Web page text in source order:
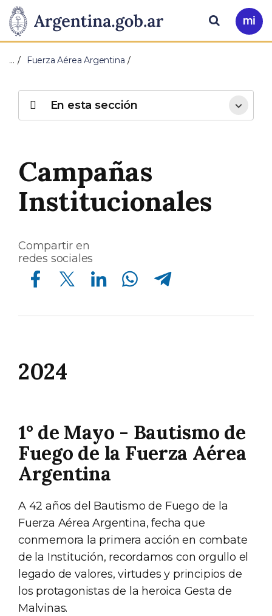
Presidencia
de
Nación
Pasar al contenido principal
Ir
a
Buscar
… Fuerza Aérea Argentina
Campañas
Institucionales
Compartir en
redes sociales
Compartir en Facebook Compartir en Twitter Compartir en Linkedin Compartir en Whatsapp Compartir en Telegram
2024
1° de Mayo - Bautismo de
Fuego de la Fuerza Aérea
Argentina
A 42 años del Bautismo de Fuego de la
Fuerza Aérea Argentina, fecha que
conmemora la primera acción en combate
de la Institución, recordamos con orgullo el
legado de valores, virtudes y principios de
los protagonistas de la heroica Gesta de
Malvinas.
En esta sección